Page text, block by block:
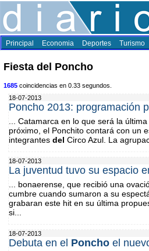
Principal Economia Deportes Turismo
Fiesta del Poncho
1685 coincidencias en 0.33 segundos.
18-07-2013
Poncho 2013: programación
... Catamarca en lo que será la
próximo, el Ponchito contará con un
integrantes del Circo Azul. La
18-07-2013
La juventud tuvo su espacio
... bonaerense, que recibió una
cumbre cuando sumaron a su
grabaran este hit en su última
si...
18-07-2013
Debuta en el Poncho el